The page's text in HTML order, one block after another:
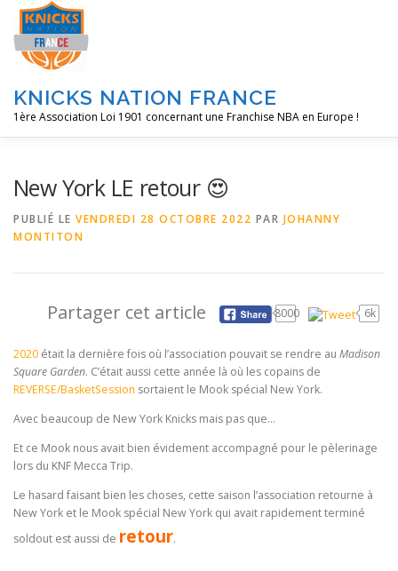
Aller
contenu
KNICKS NATION FRANCE
1ère Association Loi 1901 concernant une Franchise NBA en Europe !
A PROPOS
New York LE retour 😍
PUBLIÉ LE VENDREDI 28 OCTOBRE 2022 PAR JOHANNY
MONTITON
Partager cet article 8000 6k
2020 était la dernière fois où l’association pouvait se rendre au Madison
Square Garden. C’était aussi cette année là où les copains de
REVERSE/BasketSession sortaient le Mook spécial New York.
Avec beaucoup de New York Knicks mais pas que…
Et ce Mook nous avait bien évidement accompagné pour le pèlerinage
lors du KNF Mecca Trip.
Le hasard faisant bien les choses, cette saison l’association retourne à
New York et le Mook spécial New York qui avait rapidement terminé
soldout est aussi de retour.